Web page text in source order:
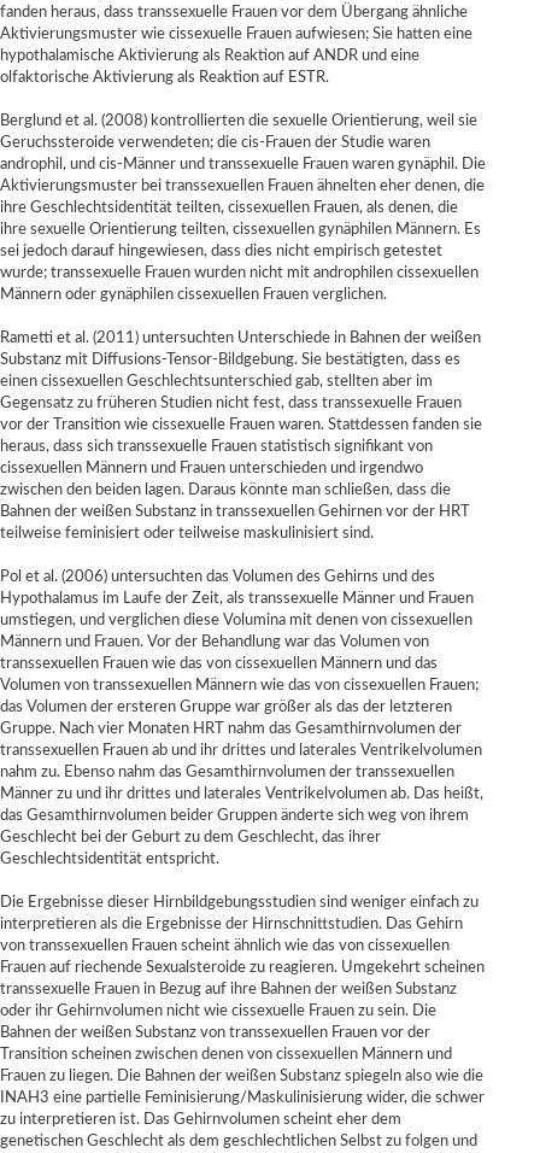
fanden heraus, dass transsexuelle Frauen vor dem Übergang ähnliche
Aktivierungsmuster wie cissexuelle Frauen aufwiesen; Sie hatten eine
hypothalamische Aktivierung als Reaktion auf ANDR und eine
olfaktorische Aktivierung als Reaktion auf ESTR.
Berglund et al. (2008) kontrollierten die sexuelle Orientierung, weil sie
Geruchssteroide verwendeten; die cis-Frauen der Studie waren
androphil, und cis-Männer und transsexuelle Frauen waren gynäphil. Die
Aktivierungsmuster bei transsexuellen Frauen ähnelten eher denen, die
ihre Geschlechtsidentität teilten, cissexuellen Frauen, als denen, die
ihre sexuelle Orientierung teilten, cissexuellen gynäphilen Männern. Es
sei jedoch darauf hingewiesen, dass dies nicht empirisch getestet
wurde; transsexuelle Frauen wurden nicht mit androphilen cissexuellen
Männern oder gynäphilen cissexuellen Frauen verglichen.
Rametti et al. (2011) untersuchten Unterschiede in Bahnen der weißen
Substanz mit Diffusions-Tensor-Bildgebung. Sie bestätigten, dass es
einen cissexuellen Geschlechtsunterschied gab, stellten aber im
Gegensatz zu früheren Studien nicht fest, dass transsexuelle Frauen
vor der Transition wie cissexuelle Frauen waren. Stattdessen fanden sie
heraus, dass sich transsexuelle Frauen statistisch signifikant von
cissexuellen Männern und Frauen unterschieden und irgendwo
zwischen den beiden lagen. Daraus könnte man schließen, dass die
Bahnen der weißen Substanz in transsexuellen Gehirnen vor der HRT
teilweise feminisiert oder teilweise maskulinisiert sind.
Pol et al. (2006) untersuchten das Volumen des Gehirns und des
Hypothalamus im Laufe der Zeit, als transsexuelle Männer und Frauen
umstiegen, und verglichen diese Volumina mit denen von cissexuellen
Männern und Frauen. Vor der Behandlung war das Volumen von
transsexuellen Frauen wie das von cissexuellen Männern und das
Volumen von transsexuellen Männern wie das von cissexuellen Frauen;
das Volumen der ersteren Gruppe war größer als das der letzteren
Gruppe. Nach vier Monaten HRT nahm das Gesamthirnvolumen der
transsexuellen Frauen ab und ihr drittes und laterales Ventrikelvolumen
nahm zu. Ebenso nahm das Gesamthirnvolumen der transsexuellen
Männer zu und ihr drittes und laterales Ventrikelvolumen ab. Das heißt,
das Gesamthirnvolumen beider Gruppen änderte sich weg von ihrem
Geschlecht bei der Geburt zu dem Geschlecht, das ihrer
Geschlechtsidentität entspricht.
Die Ergebnisse dieser Hirnbildgebungsstudien sind weniger einfach zu
interpretieren als die Ergebnisse der Hirnschnittstudien. Das Gehirn
von transsexuellen Frauen scheint ähnlich wie das von cissexuellen
Frauen auf riechende Sexualsteroide zu reagieren. Umgekehrt scheinen
transsexuelle Frauen in Bezug auf ihre Bahnen der weißen Substanz
oder ihr Gehirnvolumen nicht wie cissexuelle Frauen zu sein. Die
Bahnen der weißen Substanz von transsexuellen Frauen vor der
Transition scheinen zwischen denen von cissexuellen Männern und
Frauen zu liegen. Die Bahnen der weißen Substanz spiegeln also wie die
INAH3 eine partielle Feminisierung/Maskulinisierung wider, die schwer
zu interpretieren ist. Das Gehirnvolumen scheint eher dem
genetischen Geschlecht als dem geschlechtlichen Selbst zu folgen und